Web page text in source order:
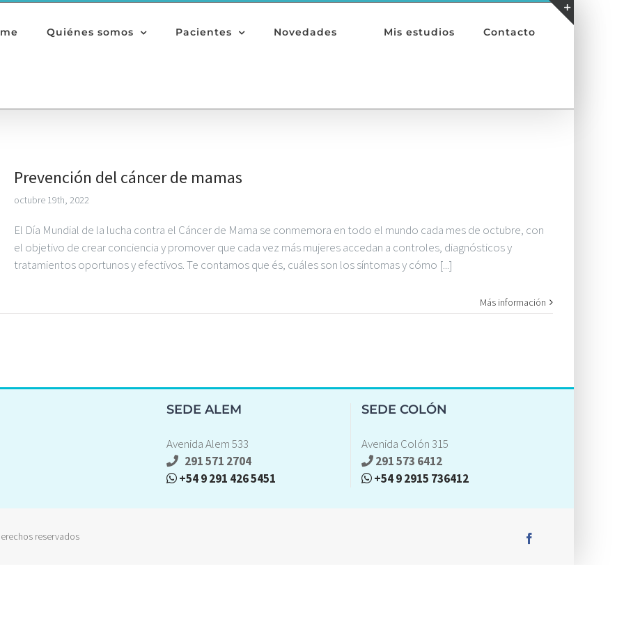
Quiénes somos Pacientes Novedades Mis estudios Contacto
Prevención del cáncer de mamas
octubre 19th, 2022
El Día Mundial de la lucha contra el Cáncer de Mama se conmemora en todo el mundo cada mes de octubre, con
el objetivo de crear conciencia y promover que cada vez más mujeres accedan a controles, diagnósticos y
tratamientos oportunos y efectivos. Te contamos que és, cuáles son los síntomas y cómo [...]
Más información
SEDE ALEM
Avenida Alem 533
291 571 2704
+54 9 291 426 5451
SEDE COLÓN
Avenida Colón 315
291 573 6412
+54 9 2915 736412
reservados